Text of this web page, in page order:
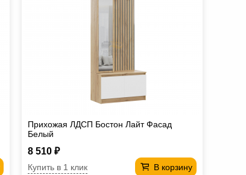
Прихожая ЛДСП Бостон Лайт Фасад
Белый
8 510 ₽
В корзину
Купить в 1 клик